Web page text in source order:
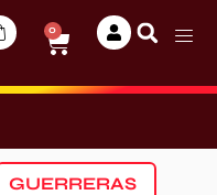
0
GUERRERAS